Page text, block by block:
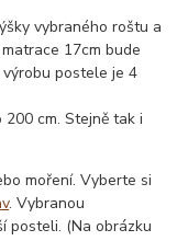
vybraného roštu a
17cm bude
postele je 4
cm. Stejně tak i
moření. Vyberte si
. Vybranou
posteli. (Na obrázku